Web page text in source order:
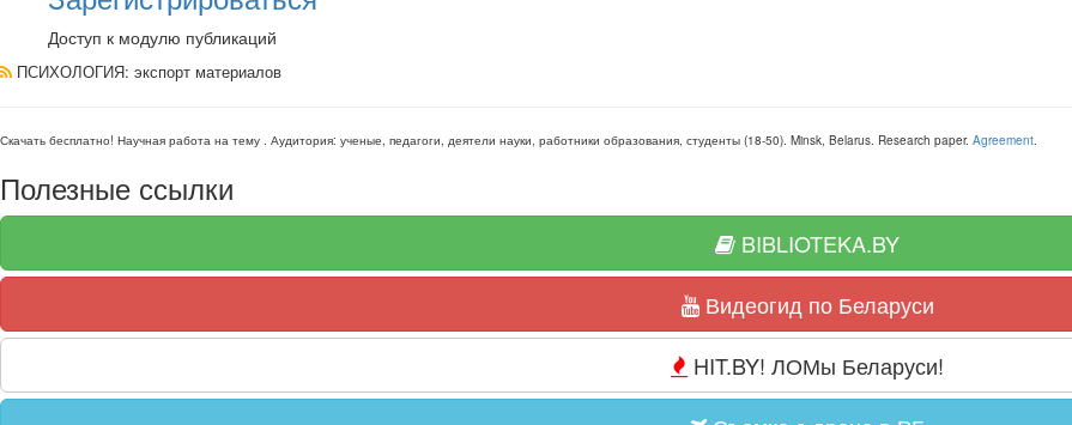
Доступ к модулю публикаций
ПСИХОЛОГИЯ: экспорт материалов
Скачать бесплатно! Научная работа на тему . Аудитория: ученые, педагоги, деятели науки, работники образования, студенты (18-50). Minsk, Belarus. Research paper. Agreement.
Полезные ссылки
BIBLIOTEKA.BY
Видеогид по Беларуси
HIT.BY! ЛОМы Беларуси!